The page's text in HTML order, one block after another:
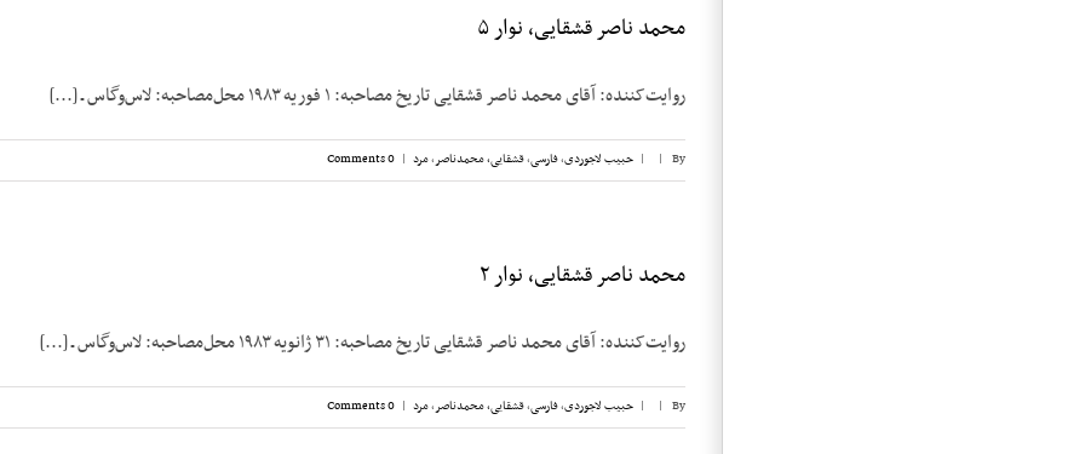
محمد ناصر قشقایی، نوار ۵
روایت‌کننده: آقای محمد ناصر قشقایی تاریخ مصاحبه: ۱ فوریه ۱۹۸۳ محل‌مصاحبه: لاس‌وگاس ـ [...]
By
|
| حبیب لاجوردی,فارسی,قشقایی، محمدناصر,مرد |
0 Comments
محمد ناصر قشقایی، نوار ۲
روایت‌کننده: آقای محمد ناصر قشقایی تاریخ مصاحبه: ۳۱ ژانویه ۱۹۸۳ محل‌مصاحبه: لاس‌وگاس ـ [...]
By
|
| حبیب لاجوردی,فارسی,قشقایی، محمدناصر,مرد |
0 Comments